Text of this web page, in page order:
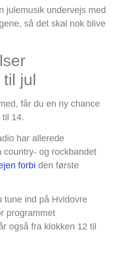
julemusik undervejs med
så det skal nok blive
jul
får du en ny chance
til 14.
har allerede
country- og rockbandet
forbi den første
tune ind på Hvidovre
programmet
også fra klokken 12 til